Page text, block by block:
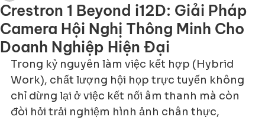
Crestron 1 Beyond i12D: Giải Pháp
Camera Hội Nghị Thông Minh Cho
Doanh Nghiệp Hiện Đại
Trong kỷ nguyên làm việc kết hợp (Hybrid
Work), chất lượng hội họp trực tuyến không
chỉ dừng lại ở việc kết nối âm thanh mà còn
đòi hỏi trải nghiệm hình ảnh chân thực,